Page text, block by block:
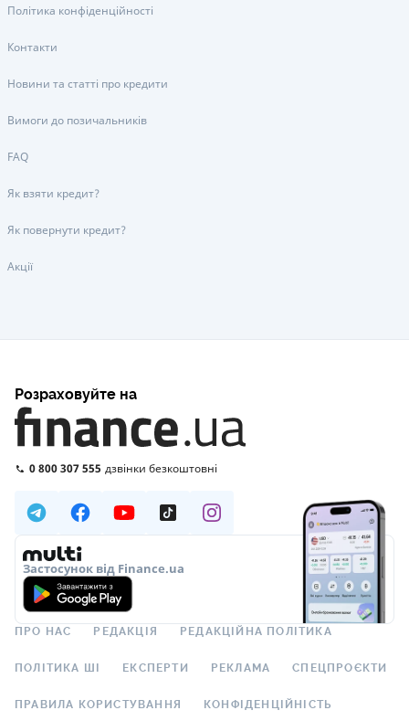
Політика конфіденційності
Контакти
Новини та статті про кредити
Вимоги до позичальників
FAQ
Як взяти кредит?
Як повернути кредит?
Акції
Розраховуйте на
0 800 307 555 дзвінки безкоштовні
Застосунок від Finance.ua
ПРО НАС РЕДАКЦІЯ РЕДАКЦІЙНА ПОЛІТИКА
ПОЛІТИКА ШІ ЕКСПЕРТИ РЕКЛАМА СПЕЦПРОЄКТИ
ПРАВИЛА КОРИСТУВАННЯ КОНФІДЕНЦІЙНІСТЬ